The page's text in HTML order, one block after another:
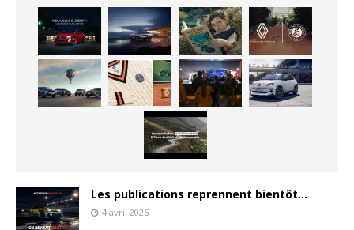
Les publications reprennent bientôt…
4 avril 2026